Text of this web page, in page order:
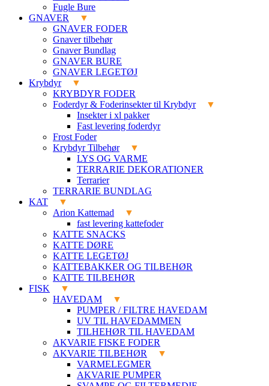
Fugle Bure
GNAVER
GNAVER FODER
Gnaver tilbehør
Gnaver Bundlag
GNAVER BURE
GNAVER LEGETØJ
Krybdyr
KRYBDYR FODER
Foderdyr & Foderinsekter til Krybdyr
Insekter i xl pakker
Fast levering foderdyr
Frost Foder
Krybdyr Tilbehør
LYS OG VARME
TERRARIE DEKORATIONER
Terrarier
TERRARIE BUNDLAG
KAT
Arion Kattemad
fast levering kattefoder
KATTE SNACKS
KATTE DØRE
KATTE LEGETØJ
KATTEBAKKER OG TILBEHØR
KATTE TILBEHØR
FISK
HAVEDAM
PUMPER / FILTRE HAVEDAM
UV TIL HAVEDAMMEN
TILHEHØR TIL HAVEDAM
AKVARIE FISKE FODER
AKVARIE TILBEHØR
VARMELEGMER
AKVARIE PUMPER